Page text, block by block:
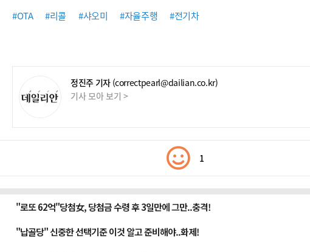
#OTA #리콜 #샤오미 #자율주행 #전기차
정진주 기자 (correctpearl@dailian.co.kr)
기사 모아 보기 >
1